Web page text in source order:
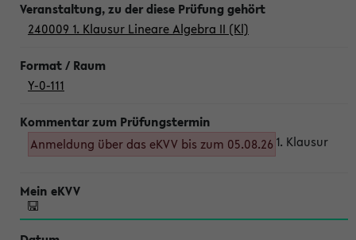
240009 1. Klausur Lineare Algebra II (Kl)
Y-0-111
Anmeldung über das eKVV bis zum 05.08.26 1. Klausur